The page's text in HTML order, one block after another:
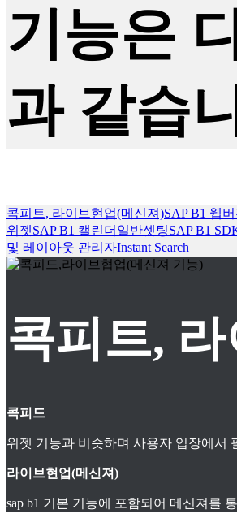
기능은
과 같습
콕피트, 라이브현업(메신져)SAP B1 웹
위젯SAP B1 캘린더 일반셋팅SAP B1
및 레이아웃 관리자Instant Search
콕피트,
콕피드
위젯 기능과 비슷하며 사용자 입장에서
라이브현업(메신져)
sap b1 기본 기능에 포함되어 메신져를